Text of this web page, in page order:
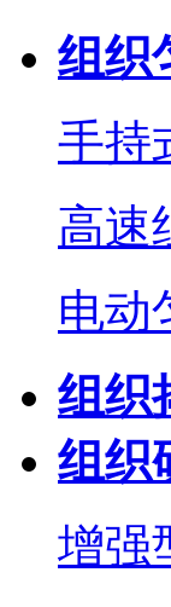
组织
手持
高速
电动
组织
组织
增强